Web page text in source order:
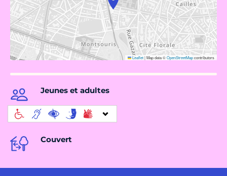
Leaflet|Map data ©OpenStreetMapcontributors
Jeunes et adultes
Couvert